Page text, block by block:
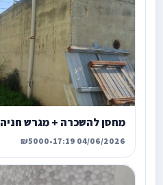
מחסן להשכרה + מגרש חניה
04/06/2026 17:19
•
₪5000